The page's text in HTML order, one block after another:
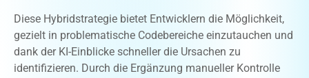
Diese Hybridstrategie bietet Entwicklern die Möglichkeit,
gezielt in problematische Codebereiche einzutauchen und
dank der KI-Einblicke schneller die Ursachen zu
identifizieren. Durch die Ergänzung manueller Kontrolle